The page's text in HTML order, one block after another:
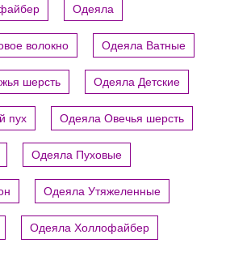
Одеяла
волокно Одеяла Ватные
шерсть Одеяла Детские
пух Одеяла Овечья шерсть
Одеяла Пуховые
Одеяла Утяжеленные
Одеяла Холлофайбер